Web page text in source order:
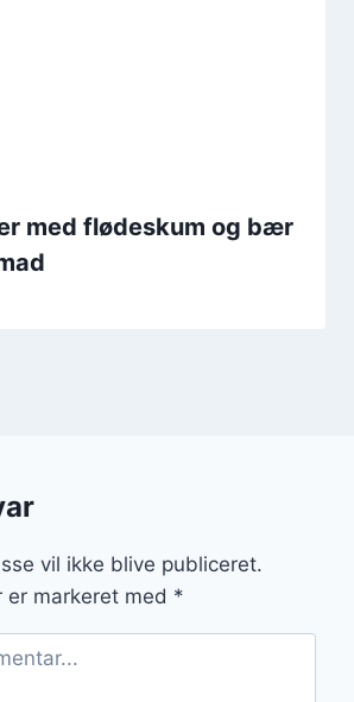
med flødeskum og bær
vil ikke blive publiceret.
markeret med *